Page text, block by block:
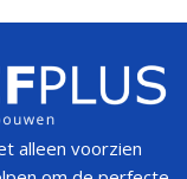
alleen voorzien